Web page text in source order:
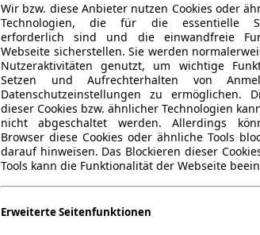
Wir bzw. diese Anbieter nutzen Cookies oder
Technologien, die für die essentielle
erforderlich sind und die einwandfreie
Webseite sicherstellen. Sie werden
Nutzeraktivitäten genutzt, um wichtige
Setzen und Aufrechterhalten von
Datenschutzeinstellungen zu ermöglichen.
dieser Cookies bzw. ähnlicher Technologien
nicht abgeschaltet werden. Allerdings
Browser diese Cookies oder ähnliche Tools
darauf hinweisen. Das Blockieren dieser
Tools kann die Funktionalität der Webseite
Erweiterte Seitenfunktionen